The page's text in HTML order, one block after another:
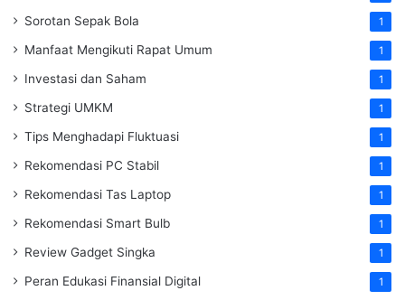
Sorotan Sepak Bola 1
Manfaat Mengikuti Rapat Umum 1
Investasi dan Saham 1
Strategi UMKM 1
Tips Menghadapi Fluktuasi 1
Rekomendasi PC Stabil 1
Rekomendasi Tas Laptop 1
Rekomendasi Smart Bulb 1
Review Gadget Singka 1
Peran Edukasi Finansial Digital 1